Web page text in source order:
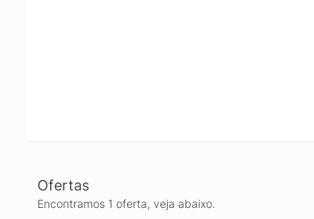
Ofertas
Encontramos 1 oferta, veja abaixo.